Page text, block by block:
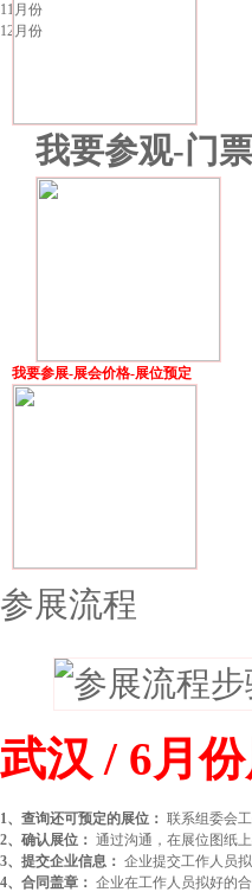
11月份
12月份
我要参观-门
我要参展-展会价格-展位预定
参展流程
武汉 / 6月
1、查询还可预定的展位： 联系组委会
2、确认展位： 通过沟通，在展位图纸
3、提交企业信息： 企业提交工作人员
4、合同盖章： 企业在工作人员拟好的